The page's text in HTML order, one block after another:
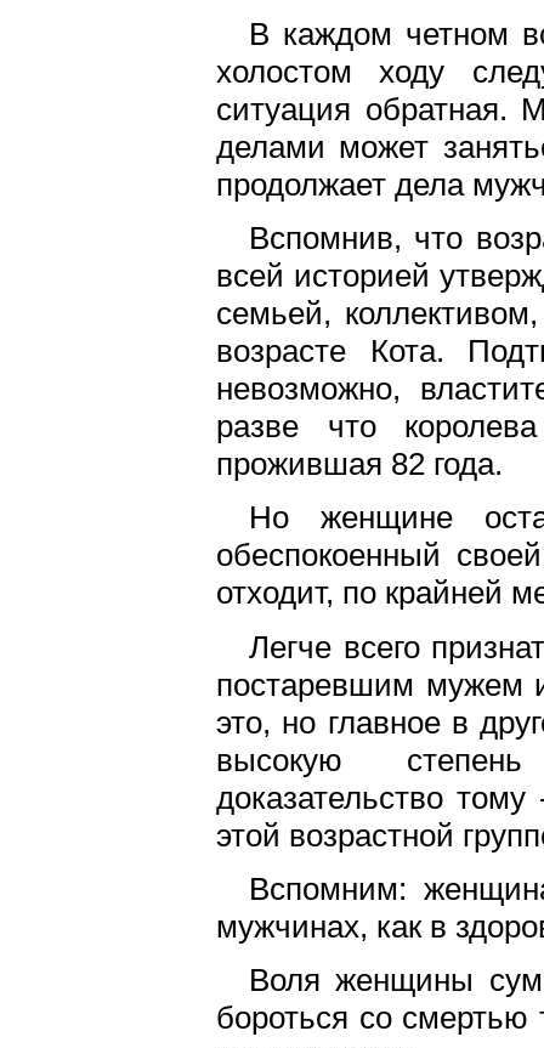
В каждом четном
холостом ходу
ситуация обратная.
делами может
продолжает дела
Вспомнив, что
всей историей
семьей,
возрасте Кота.
невозможно,
разве что
прожившая 82 года.
Но женщине
обеспокоенный
отходит, по крайней
Легче всего
постаревшим мужем
это, но главное в
высокую
доказательство
этой возрастной
Вспомним:
мужчинах, как в
Воля женщины
бороться со смертью